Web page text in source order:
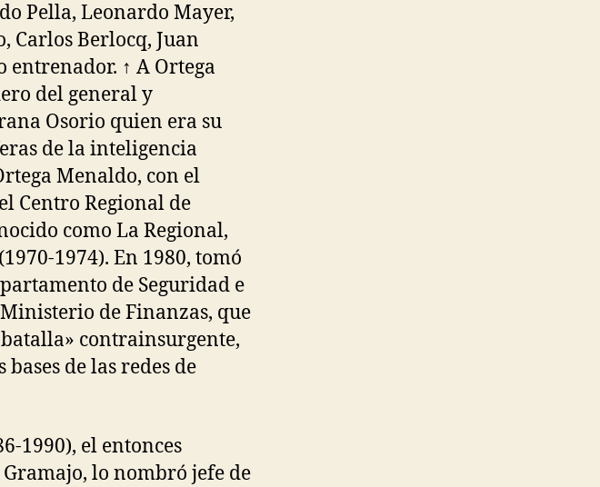
Pella, Leonardo Mayer,
Carlos Berlocq, Juan
entrenador. ↑ A Ortega
del general y
Osorio quien era su
de la inteligencia
Menaldo, con el
Centro Regional de
como La Regional,
1974). En 1980, tomó
de Seguridad e
de Finanzas, que
contrainsurgente,
de las redes de
1990), el entonces
lo nombró jefe de